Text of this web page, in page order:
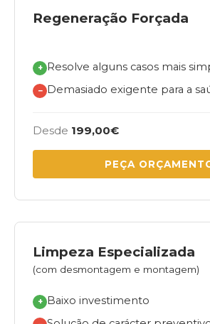
Regeneração Forçada
+ Resolve alguns casos mais
− Demasiado exigente para a
Desde 199,00€
PEÇA
Limpeza Especializada
(com desmontagem e montagem)
+ Baixo investimento